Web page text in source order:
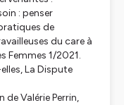
: penser
de
du care à
Femmes 1/2021.
La Dispute
de Valérie Perrin,